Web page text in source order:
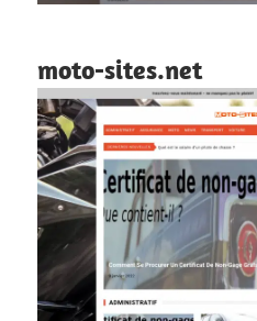
moto-sites.net